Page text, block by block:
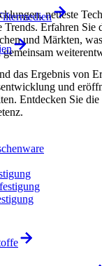
neueste
Trends. Erfahren Sie
und Märkten,
das Ergebnis von
und
Entdecken Sie die